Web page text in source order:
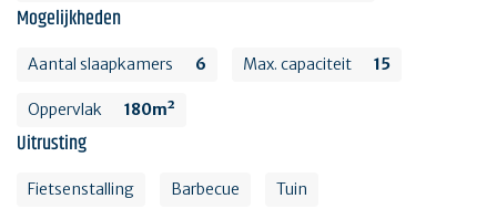
Mogelijkheden
Aantal slaapkamers 6 Max. capaciteit 15
Oppervlak 180m²
Uitrusting
Fietsenstalling Barbecue Tuin